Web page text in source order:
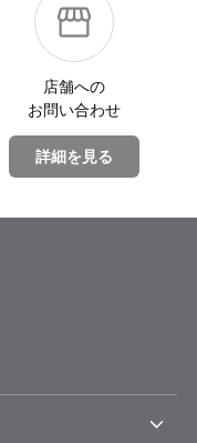
店舗への
お問い合わせ
詳細を見る